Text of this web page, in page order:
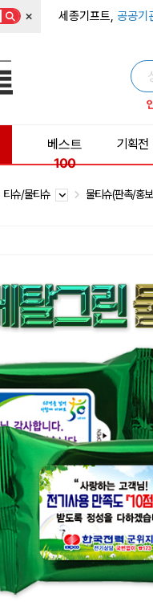
× 세종기프트, 공공기
베스트
100
기획전
티슈/물티슈 물티슈(판촉/홍